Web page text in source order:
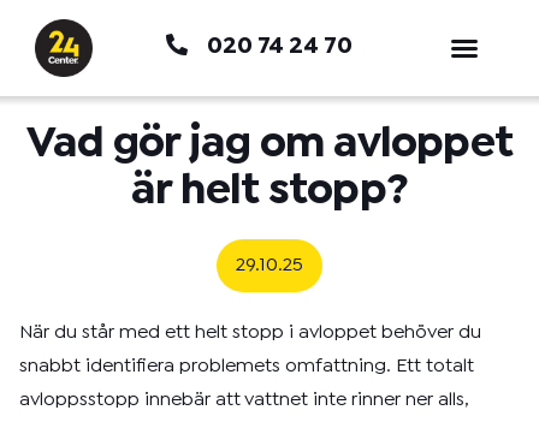
innehåll
020 74 24 70
Vad gör jag om avloppet
är helt stopp?
29.10.25
När du står med ett helt stopp i avloppet behöver du
snabbt identifiera problemets omfattning. Ett totalt
avloppsstopp innebär att vattnet inte rinner ner alls,